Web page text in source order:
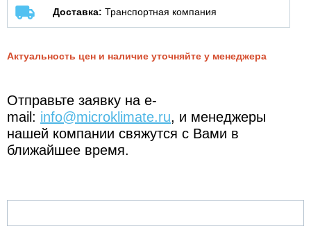
Доставка: Транспортная компания
Актуальность цен и наличие уточняйте у менеджера
Отправьте заявку на e-
mail: info@microklimate.ru, и менеджеры
нашей компании свяжутся с Вами в
ближайшее время.